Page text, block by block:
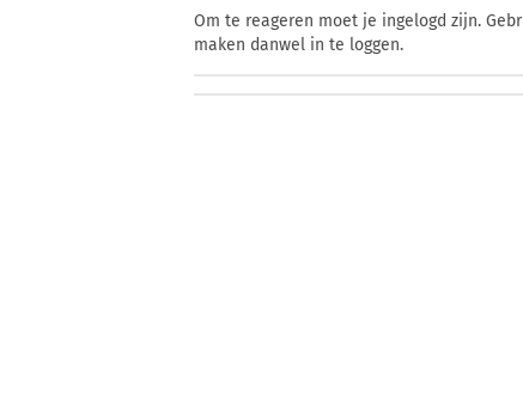
Om te reageren moet je ingelogd zijn.
maken danwel in te loggen.